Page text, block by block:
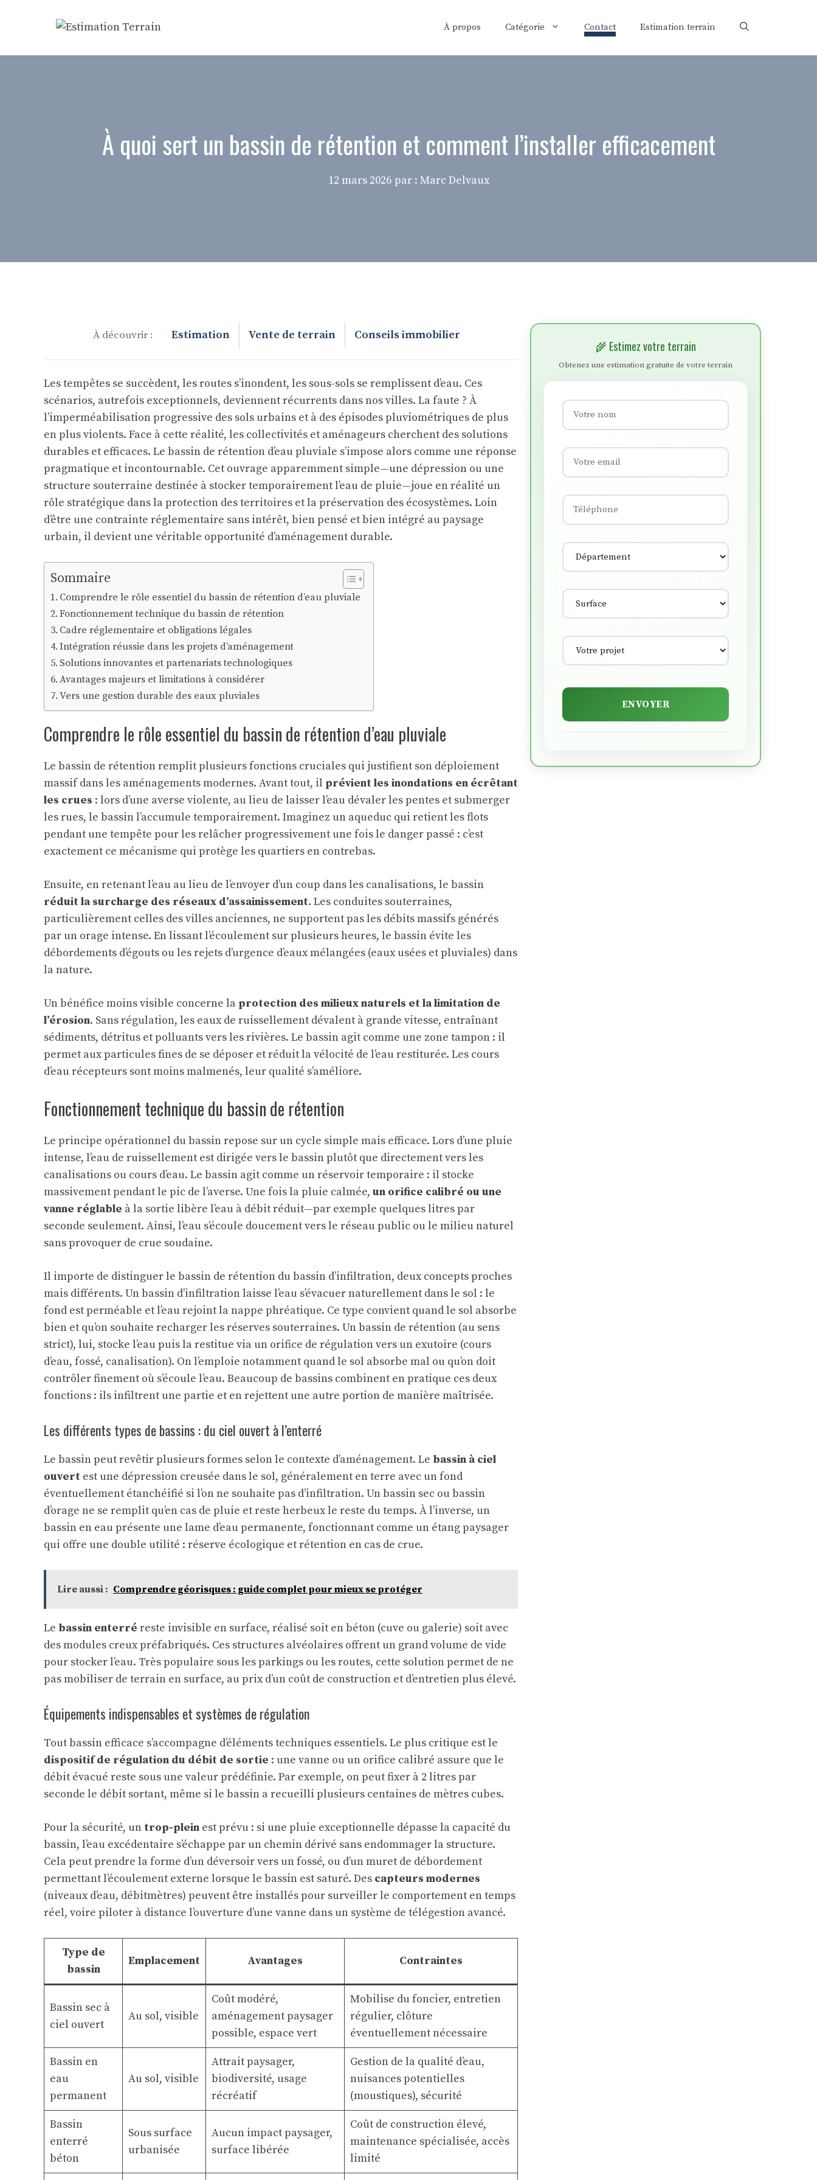
À propos Catégorie Contact Estimation terrain
À quoi sert un bassin de rétention et comment l’installer efficacement
12 mars 2026 par : Marc Delvaux
Estimation Vente de terrain Conseils immobilier
Les tempêtes se succèdent, les routes s’inondent, les sous-sols se remplissent d’eau. Ces
scénarios, autrefois exceptionnels, deviennent récurrents dans nos villes. La faute ? À
l’imperméabilisation progressive des sols urbains et à des épisodes pluviométriques de plus
en plus violents. Face à cette réalité, les collectivités et aménageurs cherchent des solutions
durables et efficaces. Le bassin de rétention d’eau pluviale s’impose alors comme une réponse
pragmatique et incontournable. Cet ouvrage apparemment simple—une dépression ou une
structure souterraine destinée à stocker temporairement l’eau de pluie—joue en réalité un
rôle stratégique dans la protection des territoires et la préservation des écosystèmes. Loin
d’être une contrainte réglementaire sans intérêt, bien pensé et bien intégré au paysage
urbain, il devient une véritable opportunité d’aménagement durable.
Sommaire
Comprendre le rôle essentiel du bassin de rétention d’eau pluviale
Fonctionnement technique du bassin de rétention
Cadre réglementaire et obligations légales
Intégration réussie dans les projets d’aménagement
Solutions innovantes et partenariats technologiques
Avantages majeurs et limitations à considérer
Vers une gestion durable des eaux pluviales
Comprendre le rôle essentiel du bassin de rétention d’eau pluviale
Le bassin de rétention remplit plusieurs fonctions cruciales qui justifient son déploiement
massif dans les aménagements modernes. Avant tout, il prévient les inondations en écrêtant
les crues : lors d’une averse violente, au lieu de laisser l’eau dévaler les pentes et submerger
les rues, le bassin l’accumule temporairement. Imaginez un aqueduc qui retient les flots
pendant une tempête pour les relâcher progressivement une fois le danger passé : c’est
exactement ce mécanisme qui protège les quartiers en contrebas.
Ensuite, en retenant l’eau au lieu de l’envoyer d’un coup dans les canalisations, le bassin
réduit la surcharge des réseaux d’assainissement. Les conduites souterraines,
particulièrement celles des villes anciennes, ne supportent pas les débits massifs générés
par un orage intense. En lissant l’écoulement sur plusieurs heures, le bassin évite les
débordements d’égouts ou les rejets d’urgence d’eaux mélangées (eaux usées et pluviales) dans
la nature.
Un bénéfice moins visible concerne la protection des milieux naturels et la limitation de
l’érosion. Sans régulation, les eaux de ruissellement dévalent à grande vitesse, entraînant
sédiments, détritus et polluants vers les rivières. Le bassin agit comme une zone tampon : il
permet aux particules fines de se déposer et réduit la vélocité de l’eau restiturée. Les cours
d’eau récepteurs sont moins malmenés, leur qualité s’améliore.
Fonctionnement technique du bassin de rétention
Le principe opérationnel du bassin repose sur un cycle simple mais efficace. Lors d’une pluie
intense, l’eau de ruissellement est dirigée vers le bassin plutôt que directement vers les
canalisations ou cours d’eau. Le bassin agit comme un réservoir temporaire : il stocke
massivement pendant le pic de l’averse. Une fois la pluie calmée, un orifice calibré ou une
vanne réglable à la sortie libère l’eau à débit réduit—par exemple quelques litres par
seconde seulement. Ainsi, l’eau s’écoule doucement vers le réseau public ou le milieu naturel
sans provoquer de crue soudaine.
Il importe de distinguer le bassin de rétention du bassin d’infiltration, deux concepts proches
mais différents. Un bassin d’infiltration laisse l’eau s’évacuer naturellement dans le sol : le
fond est perméable et l’eau rejoint la nappe phréatique. Ce type convient quand le sol absorbe
bien et qu’on souhaite recharger les réserves souterraines. Un bassin de rétention (au sens
strict), lui, stocke l’eau puis la restitue via un orifice de régulation vers un exutoire (cours
d’eau, fossé, canalisation). On l’emploie notamment quand le sol absorbe mal ou qu’on doit
contrôler finement où s’écoule l’eau. Beaucoup de bassins combinent en pratique ces deux
fonctions : ils infiltrent une partie et en rejettent une autre portion de manière maîtrisée.
Les différents types de bassins : du ciel ouvert à l’enterré
Le bassin peut revêtir plusieurs formes selon le contexte d’aménagement. Le bassin à ciel
ouvert est une dépression creusée dans le sol, généralement en terre avec un fond
éventuellement étanchéifié si l’on ne souhaite pas d’infiltration. Un bassin sec ou bassin
d’orage ne se remplit qu’en cas de pluie et reste herbeux le reste du temps. À l’inverse, un
bassin en eau présente une lame d’eau permanente, fonctionnant comme un étang paysager
qui offre une double utilité : réserve écologique et rétention en cas de crue.
Lire aussi : Comprendre géorisques : guide complet pour mieux se protéger
Le bassin enterré reste invisible en surface, réalisé soit en béton (cuve ou galerie) soit avec
des modules creux préfabriqués. Ces structures alvéolaires offrent un grand volume de vide
pour stocker l’eau. Très populaire sous les parkings ou les routes, cette solution permet de ne
pas mobiliser de terrain en surface, au prix d’un coût de construction et d’entretien plus élevé.
Équipements indispensables et systèmes de régulation
Tout bassin efficace s’accompagne d’éléments techniques essentiels. Le plus critique est le
dispositif de régulation du débit de sortie : une vanne ou un orifice calibré assure que le
débit évacué reste sous une valeur prédéfinie. Par exemple, on peut fixer à 2 litres par
seconde le débit sortant, même si le bassin a recueilli plusieurs centaines de mètres cubes.
Pour la sécurité, un trop-plein est prévu : si une pluie exceptionnelle dépasse la capacité du
bassin, l’eau excédentaire s’échappe par un chemin dérivé sans endommager la structure.
Cela peut prendre la forme d’un déversoir vers un fossé, ou d’un muret de débordement
permettant l’écoulement externe lorsque le bassin est saturé. Des capteurs modernes
(niveaux d’eau, débitmètres) peuvent être installés pour surveiller le comportement en temps
réel, voire piloter à distance l’ouverture d’une vanne dans un système de télégestion avancé.
Type de
bassin
Emplacement Avantages Contraintes
Bassin sec à
ciel ouvert
Au sol, visible
Coût modéré,
aménagement paysager
possible, espace vert
Mobilise du foncier, entretien
régulier, clôture
éventuellement nécessaire
Bassin en
eau
permanent
Au sol, visible
Attrait paysager,
biodiversité, usage
récréatif
Gestion de la qualité d’eau,
nuisances potentielles
(moustiques), sécurité
Bassin
enterré
béton
Sous surface
urbanisée
Aucun impact paysager,
surface libérée
Coût de construction élevé,
maintenance spécialisée, accès
limité
🌾 Estimez votre terrain
Obtenez une estimation gratuite de votre terrain